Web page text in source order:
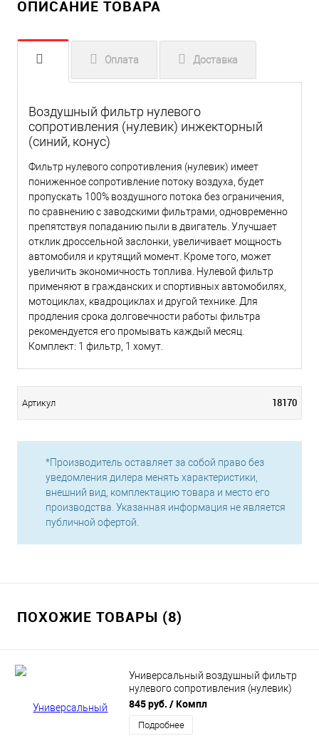
ОПИСАНИЕ ТОВАРА
Оплата Доставка
Воздушный фильтр нулевого
сопротивления (нулевик) инжекторный
(синий, конус)
Фильтр нулевого сопротивления (нулевик) имеет
пониженное сопротивление потоку воздуха, будет
пропускать 100% воздушного потока без ограничения,
по сравнению с заводскими фильтрами, одновременно
препятствуя попаданию пыли в двигатель. Улучшает
отклик дроссельной заслонки, увеличивает мощность
автомобиля и крутящий момент. Кроме того, может
увеличить экономичность топлива. Нулевой фильтр
применяют в гражданских и спортивных автомобилях,
мотоциклах, квадроциклах и другой технике. Для
продления срока долговечности работы фильтра
рекомендуется его промывать каждый месяц.
Комплект: 1 фильтр, 1 хомут.
Артикул 18170
*Производитель оставляет за собой право без
уведомления дилера менять характеристики,
внешний вид, комплектацию товара и место его
производства. Указанная информация не является
публичной офертой.
ПОХОЖИЕ ТОВАРЫ (8)
Универсальный воздушный фильтр
нулевого сопротивления (нулевик)
"GReddy" (красный)
845 руб. / Компл
Подробнее